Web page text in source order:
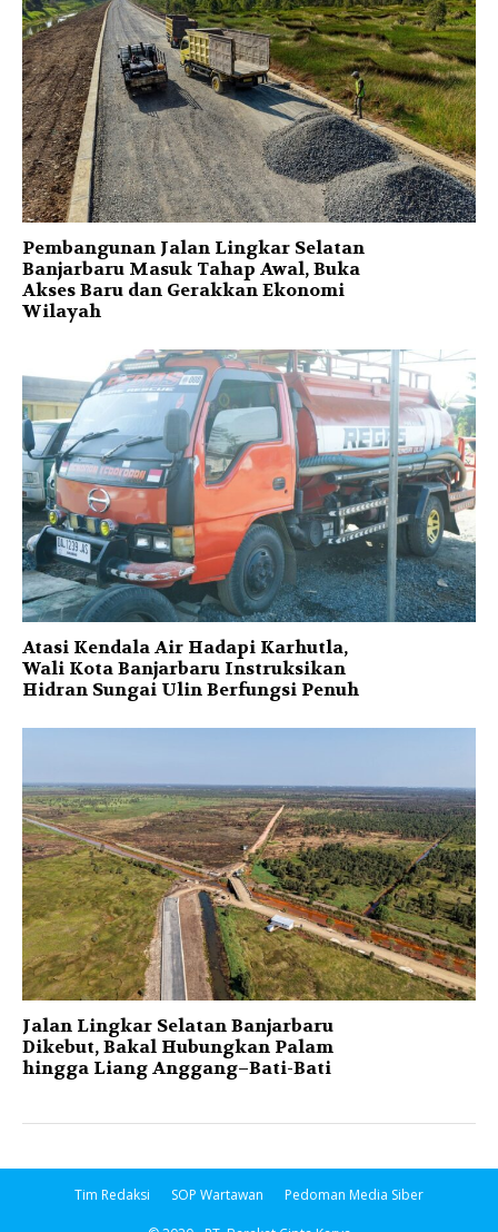
Pembangunan Jalan Lingkar Selatan
Banjarbaru Masuk Tahap Awal, Buka
Akses Baru dan Gerakkan Ekonomi
Wilayah
Atasi Kendala Air Hadapi Karhutla,
Wali Kota Banjarbaru Instruksikan
Hidran Sungai Ulin Berfungsi Penuh
Jalan Lingkar Selatan Banjarbaru
Dikebut, Bakal Hubungkan Palam
hingga Liang Anggang–Bati-Bati
Tim Redaksi SOP Wartawan Pedoman Media Siber